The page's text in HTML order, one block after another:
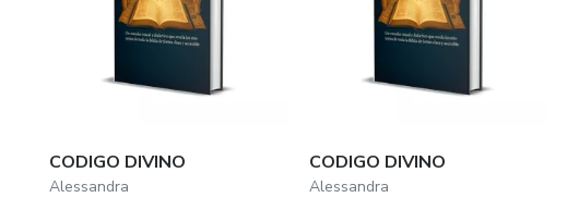
CODIGO DIVINO
Alessandra
CODIGO DIVINO
Alessandra